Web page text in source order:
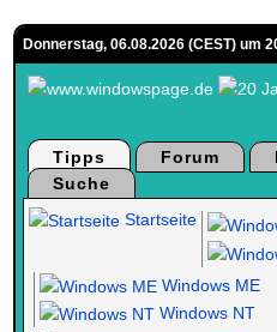
Donnerstag, 06.08.2026 (CEST) um
Tipps Forum
Suche
Startseite
Windows ME
Windows NT